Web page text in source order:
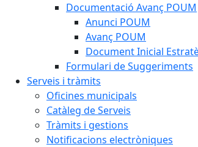
Documentació Avanç POUM
Anunci POUM
Avanç POUM
Document Inicial
Formulari de Suggeriments
Serveis i tràmits
Oficines municipals
Catàleg de Serveis
Tràmits i gestions
Notificacions electròniques